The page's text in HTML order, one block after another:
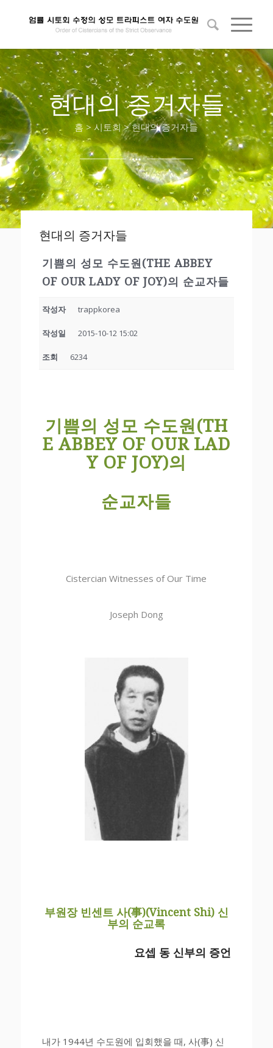
현대의 증거자들
홈 > 시토회 > 현대의 증거자들
현대의 증거자들
기쁨의 성모 수도원(THE ABBEY
OF OUR LADY OF JOY)의 순교자들
작성자 trappkorea
작성일 2015-10-12 15:02
조회 6234
기쁨의 성모 수도원(TH
E ABBEY OF OUR LAD
Y OF JOY)의
순교자들
Cistercian Witnesses of Our Time
Joseph Dong
부원장 빈센트 사(事)(Vincent Shi) 신
부의 순교록
요셉 동 신부의 증언
내가 1944년 수도원에 입회했을 때, 사(事) 신